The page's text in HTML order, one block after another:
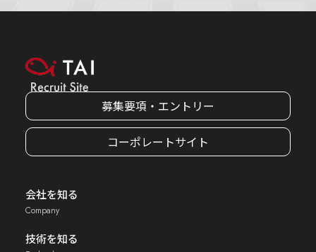
募集要項・エントリー
コーポレートサイト
会社を知る
Company
技術を知る